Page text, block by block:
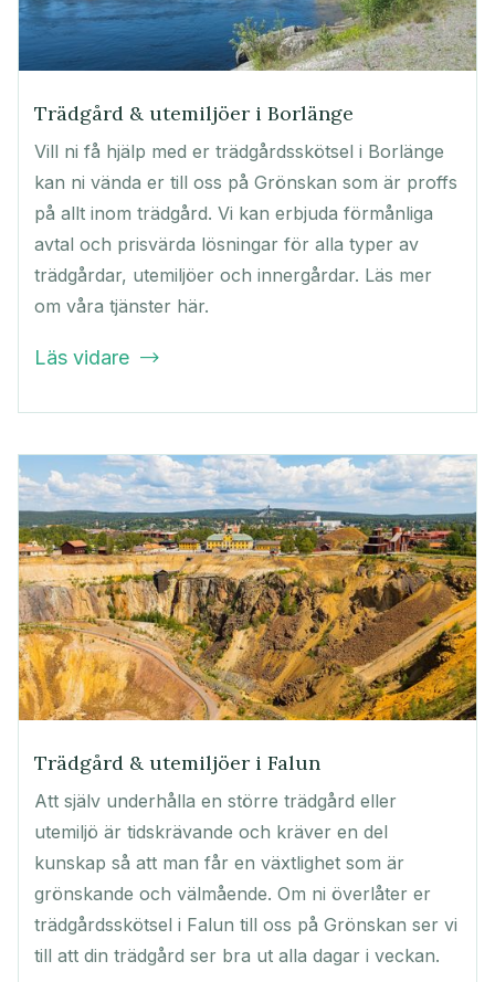
Trädgård & utemiljöer i Borlänge
Vill ni få hjälp med er trädgårdsskötsel i Borlänge
kan ni vända er till oss på Grönskan som är proffs
på allt inom trädgård. Vi kan erbjuda förmånliga
avtal och prisvärda lösningar för alla typer av
trädgårdar, utemiljöer och innergårdar. Läs mer
om våra tjänster här.
Läs vidare 
Trädgård & utemiljöer i Falun
Att själv underhålla en större trädgård eller
utemiljö är tidskrävande och kräver en del
kunskap så att man får en växtlighet som är
grönskande och välmående. Om ni överlåter er
trädgårdsskötsel i Falun till oss på Grönskan ser vi
till att din trädgård ser bra ut alla dagar i veckan.